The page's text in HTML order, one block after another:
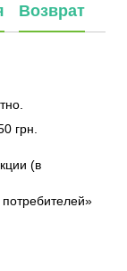
Возврат
грн.
(в